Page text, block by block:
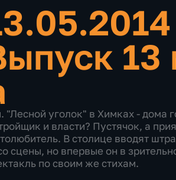
13
"Лесной уголок" в Химках - дома
и власти? Пустячок, а
В столице вводят
сцены, но впервые он в
по своим же стихам.